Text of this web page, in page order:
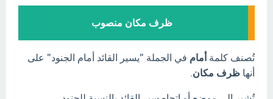
ظرف مكان منصوب
تُصنف كلمة أمام في الجملة "يسير القائد أمام الجنود" على
أنها ظرف مكان